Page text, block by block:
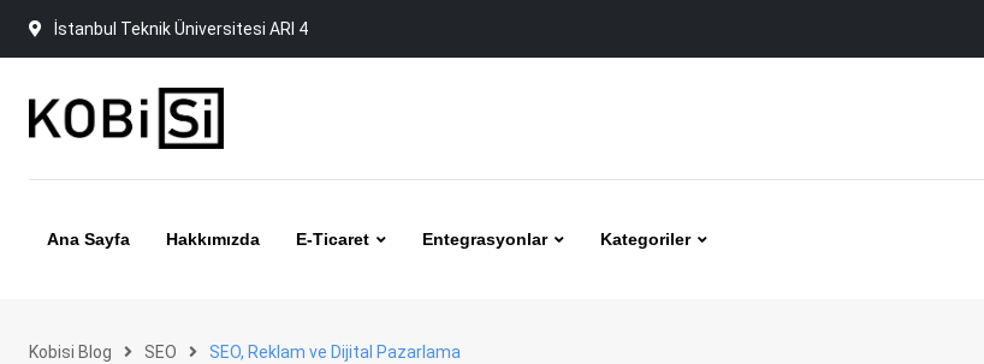
Skip
İstanbul Teknik Üniversitesi ARI 4
Ana Sayfa Hakkımızda E-Ticaret Entegrasyonlar Kategoriler
Kobisi Blog SEO SEO, Reklam ve Dijital Pazarlama